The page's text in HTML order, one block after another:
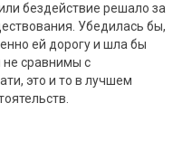
бездействие решало за
Убедилась бы,
ей дорогу и шла бы
сравнимы с
и, это и то в лучшем